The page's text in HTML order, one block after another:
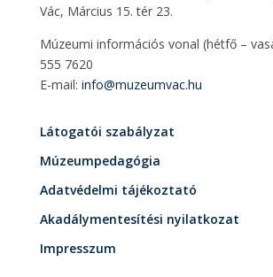
Vác, Március 15. tér 23.
Múzeumi információs vonal (hétfő –
555 7620
E-mail: info@muzeumvac.hu
Látogatói szabályzat
Múzeumpedagógia
Adatvédelmi tájékoztató
Akadálymentesítési nyilatkozat
Impresszum